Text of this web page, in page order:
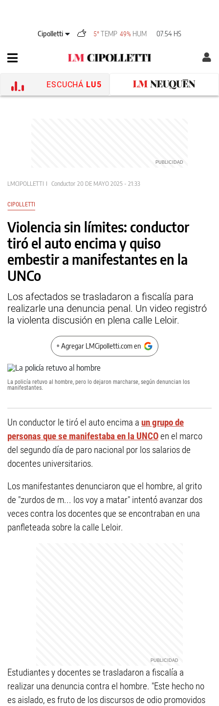
Cipolletti 5° TEMP 49% HUM 07:54 HS
ESCUCHÁ LU5
LMCIPOLLETTI Conductor 20 DE MAYO 2025 - 21:33
CIPOLLETTI
Violencia sin límites: conductor
tiró el auto encima y quiso
embestir a manifestantes en la
UNCo
Los afectados se trasladaron a fiscalía para
realizarle una denuncia penal. Un video registró
la violenta discusión en plena calle Leloir.
+ Agregar LMCipolletti.com en
La policía retuvo al hombre, pero lo dejaron marcharse, según denuncian los
manifestantes.
Un conductor le tiró el auto encima a un grupo de
personas que se manifestaba en la UNCOen el marco
del segundo día de paro nacional por los salarios de
docentes universitarios.
Los manifestantes denunciaron que el hombre, al grito
de "zurdos de m... los voy a matar" intentó avanzar dos
veces contra los docentes que se encontraban en una
panfleteada sobre la calle Leloir.
Estudiantes y docentes se trasladaron a fiscalía a
realizar una denuncia contra el hombre. "Este hecho no
es aislado, es fruto de los discursos de odio promovidos